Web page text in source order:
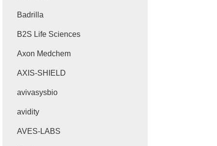
Badrilla
B2S Life Sciences
Axon Medchem
AXIS-SHIELD
avivasysbio
avidity
AVES-LABS